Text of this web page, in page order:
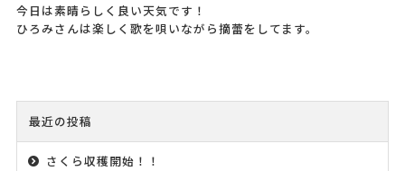
今日は素晴らしく良い天気です！
ひろみさんは楽しく歌を唄いながら摘蕾をしてます。
最近の投稿
さくら収穫開始！！